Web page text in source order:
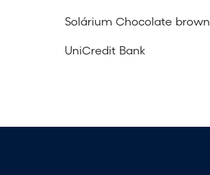
Solárium Chocolate brown
UniCredit Bank